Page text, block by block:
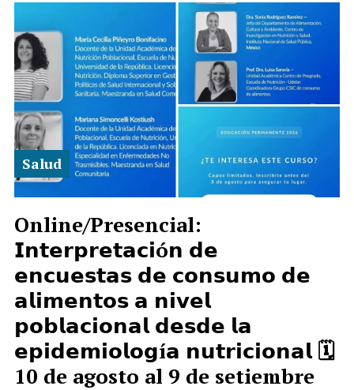
Online/Presencial:
𝗜𝗻𝘁𝗲𝗿𝗽𝗿𝗲𝘁𝗮𝗰𝗶ó𝗻 𝗱𝗲
𝗲𝗻𝗰𝘂𝗲𝘀𝘁𝗮𝘀 𝗱𝗲 𝗰𝗼𝗻𝘀𝘂𝗺𝗼 𝗱𝗲
𝗮𝗹𝗶𝗺𝗲𝗻𝘁𝗼𝘀 𝗮 𝗻𝗶𝘃𝗲𝗹
𝗽𝗼𝗯𝗹𝗮𝗰𝗶𝗼𝗻𝗮𝗹 𝗱𝗲𝘀𝗱𝗲 𝗹𝗮
𝗲𝗽𝗶𝗱𝗲𝗺𝗶𝗼𝗹𝗼𝗴í𝗮 𝗻𝘂𝘁𝗿𝗶𝗰𝗶𝗼𝗻𝗮𝗹 🗓️
10 de agosto al 9 de setiembre
Salud